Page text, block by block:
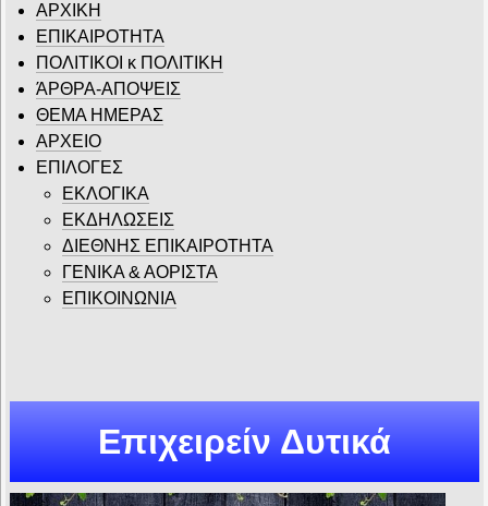
ΑΡΧΙΚΗ
ΕΠΙΚΑΙΡΟΤΗΤΑ
ΠΟΛΙΤΙΚΟΙ κ ΠΟΛΙΤΙΚΗ
ΆΡΘΡΑ-ΑΠΟΨΕΙΣ
ΘΕΜΑ ΗΜΕΡΑΣ
ΑΡΧΕΙΟ
ΕΠΙΛΟΓΕΣ
ΕΚΛΟΓΙΚΑ
ΕΚΔΗΛΩΣΕΙΣ
ΔΙΕΘΝΗΣ ΕΠΙΚΑΙΡΟΤΗΤΑ
ΓΕΝΙΚΑ & ΑΟΡΙΣΤΑ
ΕΠΙΚΟΙΝΩΝΙΑ
Επιχειρείν Δυτικά